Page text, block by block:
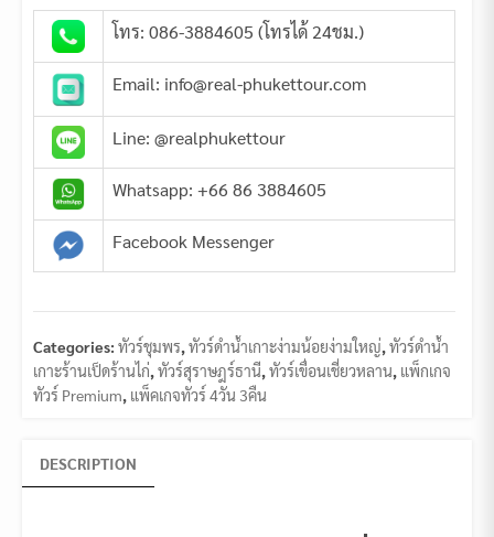
โทร: 086-3884605 (โทรได้ 24ชม.)
Email: info@real-phukettour.com
Line: @realphukettour
Whatsapp: +66 86 3884605
Facebook Messenger
Categories: ทัวร์ชุมพร,ทัวร์ดำน้ำเกาะง่ามน้อยง่ามใหญ่,ทัวร์ดำน้ำ
เกาะร้านเป็ดร้านไก่,ทัวร์สุราษฎร์ธานี,ทัวร์เขื่อนเชี่ยวหลาน, แพ็กเกจ
ทัวร์ Premium, แพ็คเกจทัวร์ 4วัน 3คืน
DESCRIPTION